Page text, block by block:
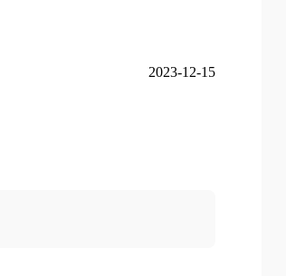
2023-12-15